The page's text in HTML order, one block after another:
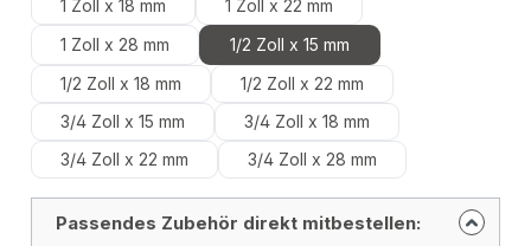
1 Zoll x 18 mm
1 Zoll x 22 mm
1 Zoll x 28 mm
1/2 Zoll x 15 mm
1/2 Zoll x 18 mm
1/2 Zoll x 22 mm
3/4 Zoll x 15 mm
3/4 Zoll x 18 mm
3/4 Zoll x 22 mm
3/4 Zoll x 28 mm
Passendes Zubehör direkt mitbestellen: